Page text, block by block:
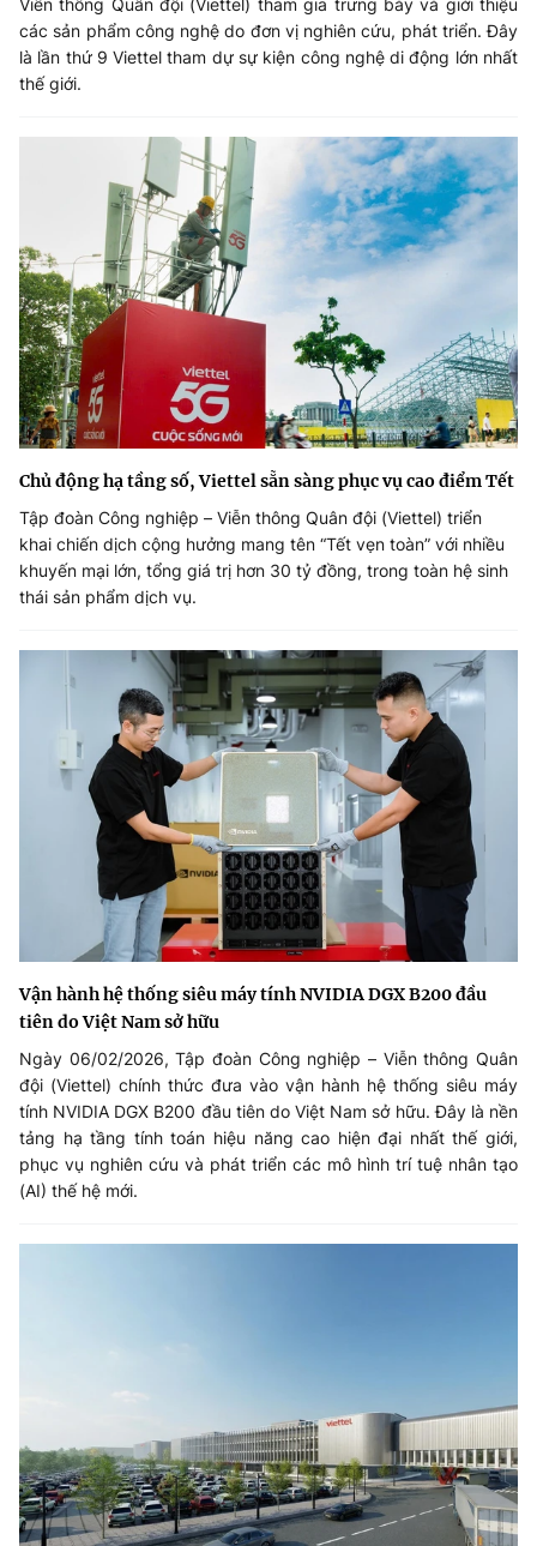
Viễn thông Quân đội (Viettel) tham gia trưng bày và giới thiệu
các sản phẩm công nghệ do đơn vị nghiên cứu, phát triển. Đây
là lần thứ 9 Viettel tham dự sự kiện công nghệ di động lớn nhất
thế giới.
Chủ động hạ tầng số, Viettel sẵn sàng phục vụ cao điểm Tết
Tập đoàn Công nghiệp – Viễn thông Quân đội (Viettel) triển
khai chiến dịch cộng hưởng mang tên “Tết vẹn toàn” với nhiều
khuyến mại lớn, tổng giá trị hơn 30 tỷ đồng, trong toàn hệ sinh
thái sản phẩm dịch vụ.
Vận hành hệ thống siêu máy tính NVIDIA DGX B200 đầu
tiên do Việt Nam sở hữu
Ngày 06/02/2026, Tập đoàn Công nghiệp – Viễn thông Quân
đội (Viettel) chính thức đưa vào vận hành hệ thống siêu máy
tính NVIDIA DGX B200 đầu tiên do Việt Nam sở hữu. Đây là nền
tảng hạ tầng tính toán hiệu năng cao hiện đại nhất thế giới,
phục vụ nghiên cứu và phát triển các mô hình trí tuệ nhân tạo
(AI) thế hệ mới.